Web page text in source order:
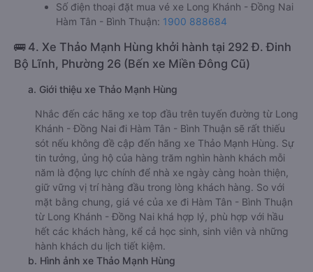
Văn phòng xe Mạnh Hùng ở Long Khánh - Đồng Nai:
Xem địa chỉ văn phòng nhà xe Mạnh Hùng:
https://vexere.com/vi-VN/xe-manh-hung
Số điện thoại đặt mua vé xe Long Khánh - Đồng Nai
Hàm Tân - Bình Thuận:1900 888684
🚌 4. Xe Thảo Mạnh Hùng khởi hành tại 292 Đ. Đinh
Bộ Lĩnh, Phường 26 (Bến xe Miền Đông Cũ)
a. Giới thiệu xe Thảo Mạnh Hùng
Nhắc đến các hãng xe top đầu trên tuyến đường từ Long
Khánh - Đồng Nai đi Hàm Tân - Bình Thuận sẽ rất thiếu
sót nếu không đề cập đến hãng xe Thảo Mạnh Hùng. Sự
tin tưởng, ủng hộ của hàng trăm nghìn hành khách mỗi
năm là động lực chính để nhà xe ngày càng hoàn thiện,
giữ vững vị trí hàng đầu trong lòng khách hàng. So với
mặt bằng chung, giá vé của xe đi Hàm Tân - Bình Thuận
từ Long Khánh - Đồng Nai khá hợp lý, phù hợp với hầu